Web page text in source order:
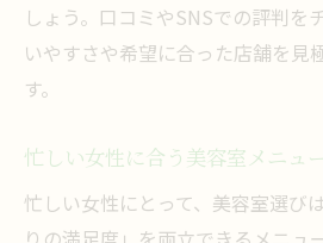
しょう。口コミやSNSでの評判を
いやすさや希望に合った店舗を見
す。
忙しい女性に合う美容室メニュ
忙しい女性にとって、美容室選び